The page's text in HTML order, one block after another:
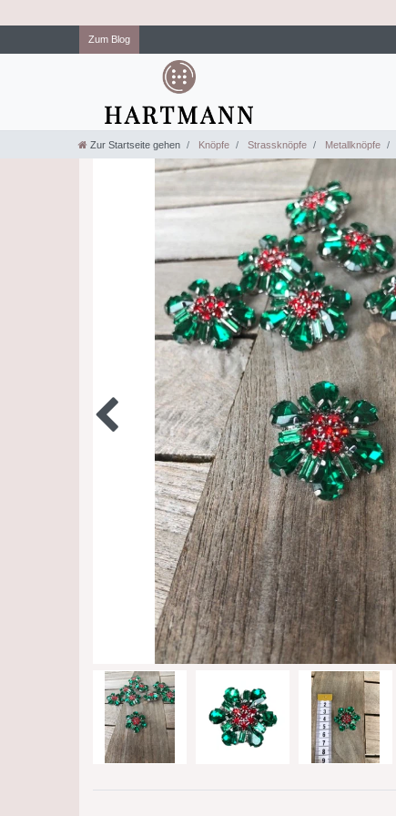
Zum Blog
Zur Startseite gehen Knöpfe Strassknöpfe Metallknöpfe